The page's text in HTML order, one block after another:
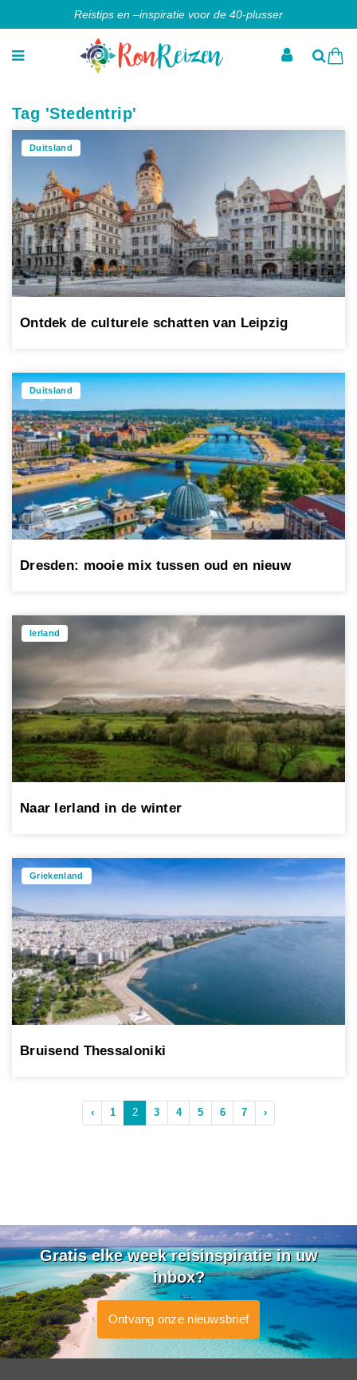
Reistips en –inspiratie voor de 40-plusser
Tag 'Stedentrip'
Duitsland
Ontdek de culturele schatten van Leipzig
Duitsland
Dresden: mooie mix tussen oud en nieuw
Ierland
Naar Ierland in de winter
Griekenland
Bruisend Thessaloniki
‹ 1 2 3 4 5 6 7 ›
Gratis elke week reisinspiratie in uw
inbox?
Ontvang onze nieuwsbrief